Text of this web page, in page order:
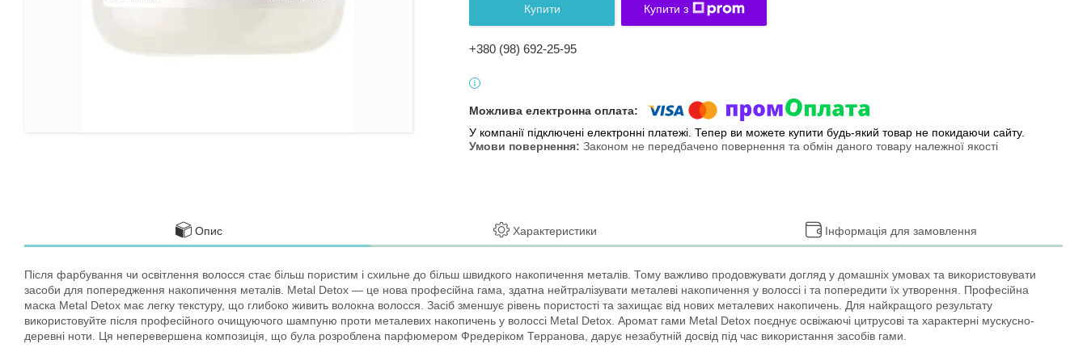
Купити Купити з
+380 (98) 692-25-95
У компанії підключені електронні платежі. Тепер ви можете купити будь-який товар не покидаючи сайту.
Законом не передбачено повернення та обмін даного товару належної якості
Опис Характеристики Інформація для замовлення
Після фарбування чи освітлення волосся стає більш пористим і схильне до більш швидкого накопичення металів. Тому важливо продовжувати догляд у домашніх умовах та використовувати
засоби для попередження накопичення металів. Metal Detox — це нова професійна гама, здатна нейтралізувати металеві накопичення у волоссі і та попередити їх утворення. Професійна
маска Metal Detox має легку текстуру, що глибоко живить волокна волосся. Засіб зменшує рівень пористості та захищає від нових металевих накопичень. Для найкращого результату
використовуйте після професійного очищуючого шампуню проти металевих накопичень у волоссі Metal Detox. Аромат гами Metal Detox поєднує освіжаючі цитрусові та характерні мускусно-
деревні ноти. Ця неперевершена композиція, що була розроблена парфюмером Фредеріком Терранова, дарує незабутній досвід під час використання засобів гами.